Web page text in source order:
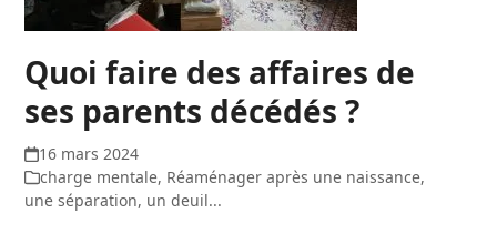
Quoi faire des affaires de
ses parents décédés ?
16 mars 2024
charge mentale, Réaménager après une naissance,
une séparation, un deuil...